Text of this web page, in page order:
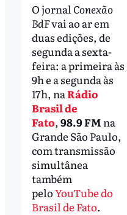
O jornal Conexão
BdFvai ao ar em
duas edições, de
segunda a sexta-
feira: a primeira às
9h e a segunda às
17h, naRádio
Brasil de
Fato, 98.9 FM na
Grande São Paulo,
com transmissão
simultânea
também
peloYouTube do
Brasil de Fato.